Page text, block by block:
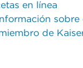
en línea
sobre
de